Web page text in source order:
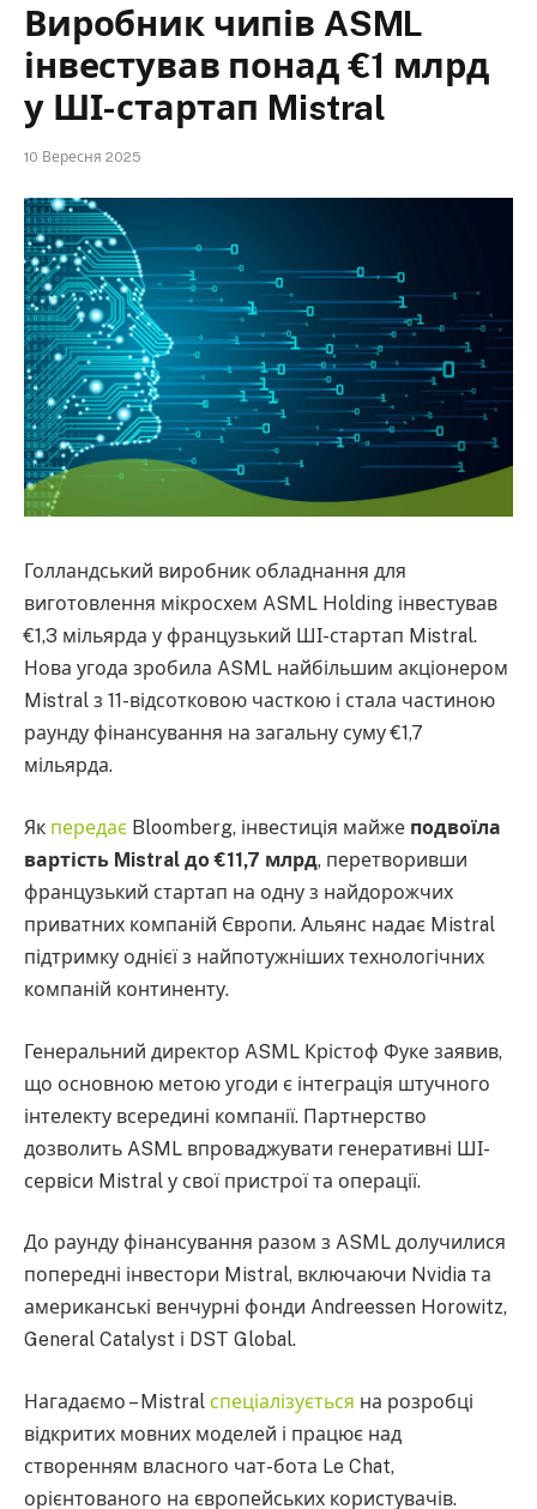
Виробник чипів ASML
інвестував понад €1 млрд
у ШІ-стартап Mistral
10 Вересня 2025
Голландський виробник обладнання для
виготовлення мікросхем ASML Holding інвестував
€1,3 мільярда у французький ШІ-стартап Mistral.
Нова угода зробила ASML найбільшим акціонером
Mistral з 11-відсотковою часткою і стала частиною
раунду фінансування на загальну суму €1,7
мільярда.
Як передає Bloomberg, інвестиція майже подвоїла
вартість Mistral до €11,7 млрд, перетворивши
французький стартап на одну з найдорожчих
приватних компаній Європи. Альянс надає Mistral
підтримку однієї з найпотужніших технологічних
компаній континенту.
Генеральний директор ASML Крістоф Фуке заявив,
що основною метою угоди є інтеграція штучного
інтелекту всередині компанії. Партнерство
дозволить ASML впроваджувати генеративні ШІ-
сервіси Mistral у свої пристрої та операції.
До раунду фінансування разом з ASML долучилися
попередні інвестори Mistral, включаючи Nvidia та
американські венчурні фонди Andreessen Horowitz,
General Catalyst і DST Global.
Нагадаємо – Mistral спеціалізується на розробці
відкритих мовних моделей і працює над
створенням власного чат-бота Le Chat,
орієнтованого на європейських користувачів.